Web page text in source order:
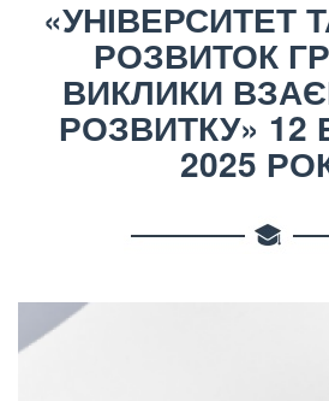
«УНІВЕРСИТЕТ
РОЗВИТОК
ВИКЛИКИ
РОЗВИТКУ» 12
2025